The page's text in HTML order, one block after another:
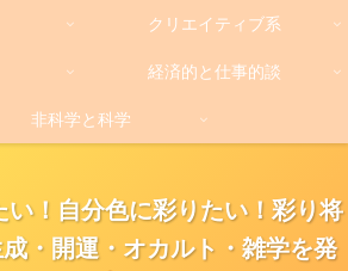
い！自分色に彩りたい！彩り将
・開運・オカルト・雑学を発
クリエイティブ系
経済的と仕事的談
非科学と科学